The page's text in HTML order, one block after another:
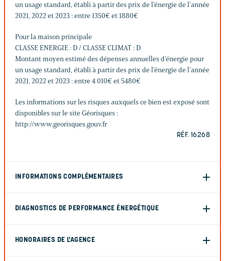
un usage standard, établi à partir des prix de l’énergie de l’année
2021, 2022 et 2023 : entre 1350€ et 1880€
Pour la maison principale
CLASSE ENERGIE : D / CLASSE CLIMAT : D
Montant moyen estimé des dépenses annuelles d’énergie pour
un usage standard, établi à partir des prix de l’énergie de l’année
2021, 2022 et 2023 : entre 4 010€ et 5480€
Les informations sur les risques auxquels ce bien est exposé sont
disponibles sur le site Géorisques :
http://www.georisques.gouv.fr
RÉF. 16268
INFORMATIONS COMPLÉMENTAIRES
DIAGNOSTICS DE PERFORMANCE ÉNERGÉTIQUE
HONORAIRES DE L'AGENCE